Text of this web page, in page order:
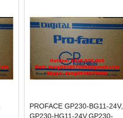
PROFACE GP230-BG11-24V,
GP230-HG11-24V,GP230-